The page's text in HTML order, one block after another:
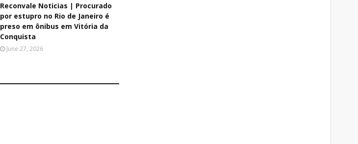
Reconvale Noticias | Procurado
por estupro no Rio de Janeiro é
preso em ônibus em Vitória da
Conquista
June 27, 2026